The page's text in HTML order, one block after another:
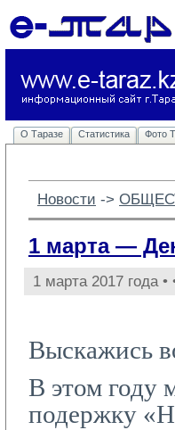
О Таразе Статистика Фото
Новости ->
1 марта —
1 марта 2017 года •
Выскажись
В этом году
подержку